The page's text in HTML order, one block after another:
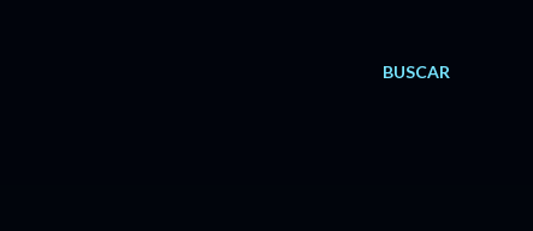
BUSCAR